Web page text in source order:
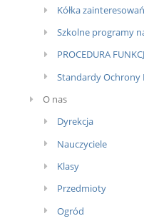
Kółka zainteresowań
Szkolne programy
PROCEDURA
Standardy Ochrony
O nas
Dyrekcja
Nauczyciele
Klasy
Przedmioty
Ogród